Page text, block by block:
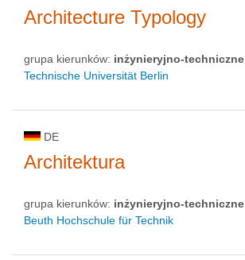
Architecture Typology
grupa kierunków: inżynieryjno-techniczne
Technische Universität Berlin
DE
Architektura
grupa kierunków: inżynieryjno-techniczne
Beuth Hochschule für Technik